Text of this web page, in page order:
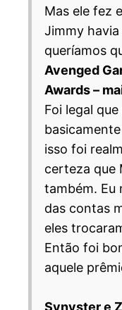
Mas ele fez
Jimmy
queríamos
Avenged
Awards –
Foi legal
isso foi
certeza que
também. Eu
das contas
eles
Então foi
aquele
Synyster e